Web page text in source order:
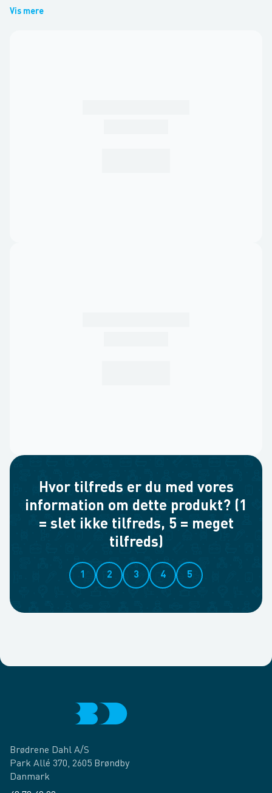
Vis mere
Hvor tilfreds er du med vores
information om dette produkt? (1
= slet ikke tilfreds, 5 = meget
tilfreds)
1 2 3 4 5
Brødrene Dahl A/S
Park Allé 370, 2605 Brøndby
Danmark